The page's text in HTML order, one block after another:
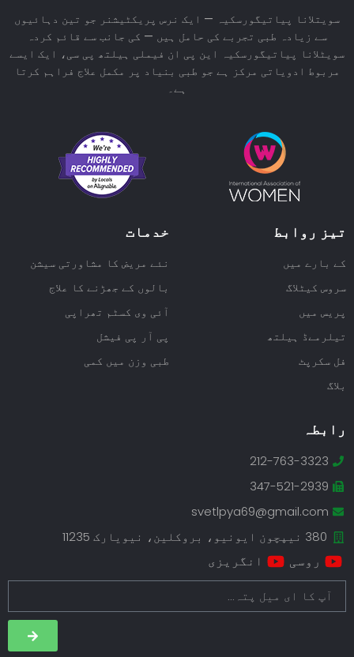
سویتلانا پیاتیگورسکیہ — ایک نرس پریکٹیشنر جو تین دہائیوں
سے زیادہ طبی تجربے کی حامل ہیں — کی جانب سے قائم کردہ
سویٹلانا پیاتیگورسکیہ این پی ان فیملی ہیلتھ پی سی، ایک ایسے
مربوط ادویاتی مرکز ہے جو طبی بنیاد پر مکمل علاج فراہم کرتا
ہے۔
تیز روابط
کے بارے میں
سروس کیٹلاگ
پریس میں
تیلرمےڈ ہیلتھ
فل سکرپٹ
بلاگ
خدمات
نئے مریض کا مشاورتی سیشن
بالوں کے جھڑنے کا علاج
آئی وی کسٹم تھراپی
پی آر پی فیشل
طبی وزن میں کمی
رابطہ
212-763-3323
347-521-2939
svetlpya69@gmail.com
380 نیپچون ایونیو، بروکلین، نیویارک 11235
روسی انگریزی